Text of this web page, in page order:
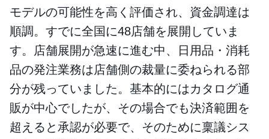
モデルの可能性を高く評価され、資金調達は
順調。すでに全国に48店舗を展開していま
す。店舗展開が急速に進む中、日用品・消耗
品の発注業務は店舗側の裁量に委ねられる部
分が残っていました。基本的にはカタログ通
販が中心でしたが、その場合でも決済範囲を
超えると承認が必要で、そのために稟議シス